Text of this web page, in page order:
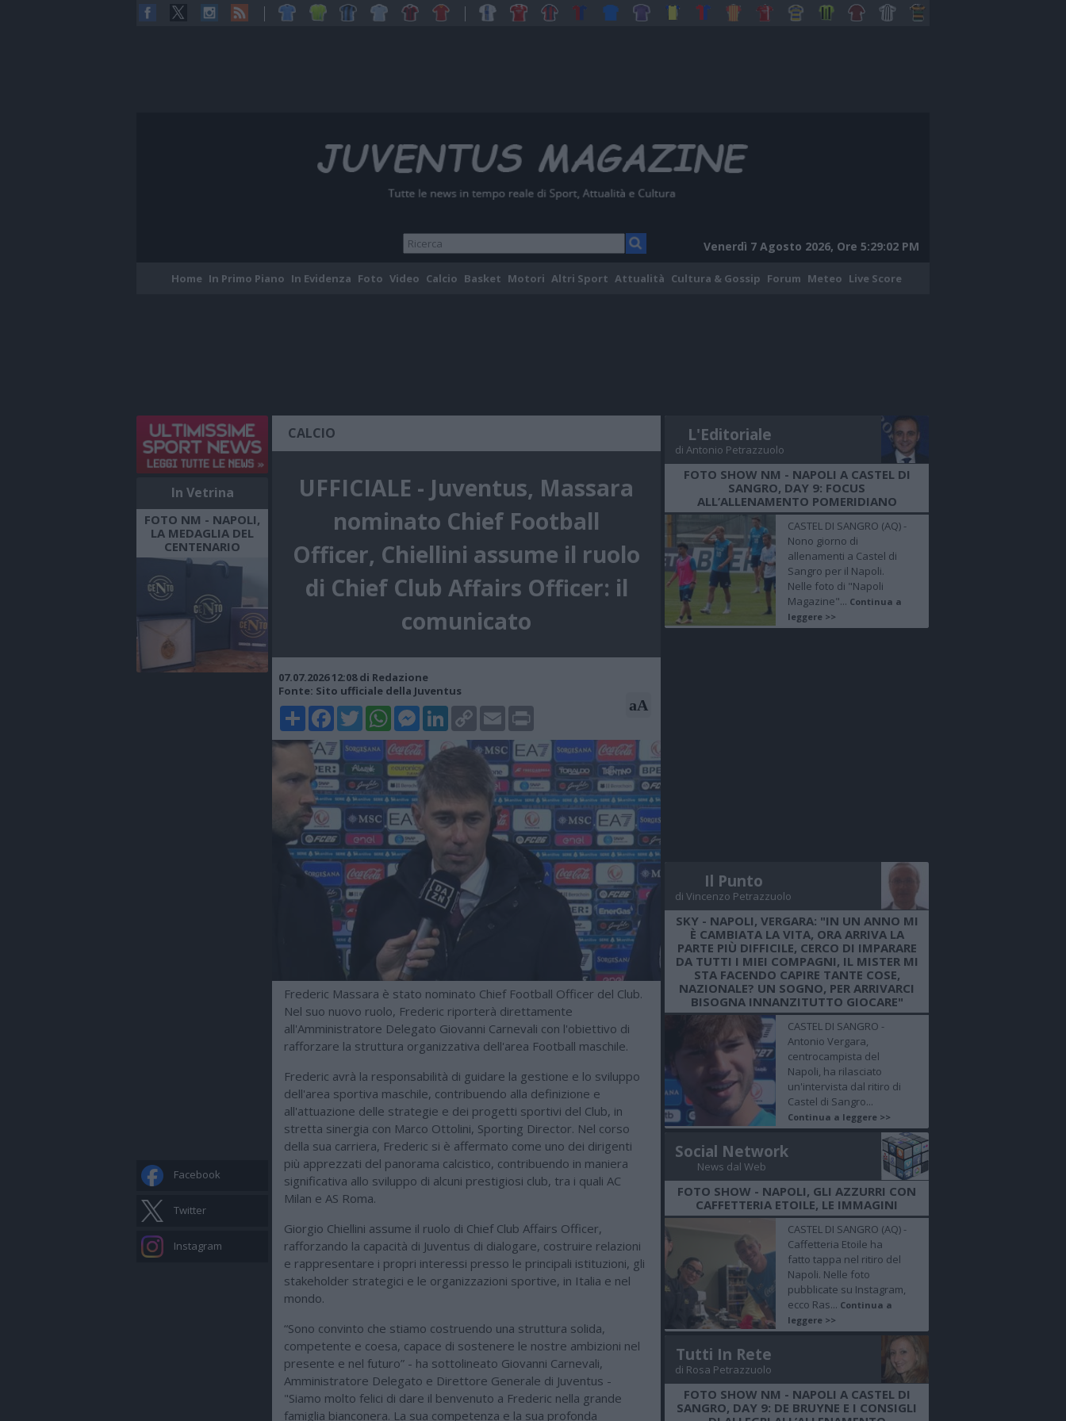
Venerdì 7 Agosto 2026, Ore 5:29:03 PM
Home In Primo Piano In Evidenza Foto Video Calcio Basket Motori Altri Sport Attualità Cultura & Gossip Forum Meteo Live Score
In Vetrina
FOTO NM - NAPOLI,
LA MEDAGLIA DEL
CENTENARIO
Facebook
Twitter
Instagram
CALCIO
UFFICIALE - Juventus, Massara
nominato Chief Football
Officer, Chiellini assume il ruolo
di Chief Club Affairs Officer: il
comunicato
07.07.2026 12:08 di Redazione
Fonte: Sito ufficiale della Juventus
ShareFacebookTwitterWhatsAppMessenger
LinkedIn
Copy
Link
Email Print aA
Frederic Massara è stato nominato Chief Football Officer del Club.
Nel suo nuovo ruolo, Frederic riporterà direttamente
all'Amministratore Delegato Giovanni Carnevali con l'obiettivo di
rafforzare la struttura organizzativa dell'area Football maschile.
Frederic avrà la responsabilità di guidare la gestione e lo sviluppo
dell'area sportiva maschile, contribuendo alla definizione e
all'attuazione delle strategie e dei progetti sportivi del Club, in
stretta sinergia con Marco Ottolini, Sporting Director. Nel corso
della sua carriera, Frederic si è affermato come uno dei dirigenti
più apprezzati del panorama calcistico, contribuendo in maniera
significativa allo sviluppo di alcuni prestigiosi club, tra i quali AC
Milan e AS Roma.
Giorgio Chiellini assume il ruolo di Chief Club Affairs Officer,
rafforzando la capacità di Juventus di dialogare, costruire relazioni
e rappresentare i propri interessi presso le principali istituzioni, gli
stakeholder strategici e le organizzazioni sportive, in Italia e nel
mondo.
“Sono convinto che stiamo costruendo una struttura solida,
competente e coesa, capace di sostenere le nostre ambizioni nel
presente e nel futuro” - ha sottolineato Giovanni Carnevali,
Amministratore Delegato e Direttore Generale di Juventus -
"Siamo molto felici di dare il benvenuto a Frederic nella grande
famiglia bianconera. La sua competenza e la sua profonda
L'Editoriale
di Antonio Petrazzuolo
FOTO SHOW NM - NAPOLI A CASTEL DI
SANGRO, DAY 9: FOCUS
ALL’ALLENAMENTO POMERIDIANO
CASTEL DI SANGRO (AQ) -
Nono giorno di
allenamenti a Castel di
Sangro per il Napoli.
Nelle foto di "Napoli
Magazine"... Continua a
leggere >>
Il Punto
di Vincenzo Petrazzuolo
SKY - NAPOLI, VERGARA: "IN UN ANNO MI
È CAMBIATA LA VITA, ORA ARRIVA LA
PARTE PIÙ DIFFICILE, CERCO DI IMPARARE
DA TUTTI I MIEI COMPAGNI, IL MISTER MI
STA FACENDO CAPIRE TANTE COSE,
NAZIONALE? UN SOGNO, PER ARRIVARCI
BISOGNA INNANZITUTTO GIOCARE"
CASTEL DI SANGRO -
Antonio Vergara,
centrocampista del
Napoli, ha rilasciato
un'intervista dal ritiro di
Castel di Sangro...
Continua a leggere >>
Social Network
News dal Web
FOTO SHOW - NAPOLI, GLI AZZURRI CON
CAFFETTERIA ETOILE, LE IMMAGINI
CASTEL DI SANGRO (AQ) -
Caffetteria Etoile ha
fatto tappa nel ritiro del
Napoli. Nelle foto
pubblicate su Instagram,
ecco Ras... Continua a
leggere >>
Tutti In Rete
di Rosa Petrazzuolo
FOTO SHOW NM - NAPOLI A CASTEL DI
SANGRO, DAY 9: DE BRUYNE E I CONSIGLI